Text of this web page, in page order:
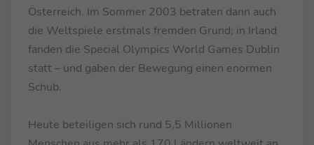
Österreich. Im Sommer 2003 betraten dann auch
die Weltspiele erstmals fremden Grund; in Irland
fanden die Special Olympics World Games Dublin
statt – und gaben der Bewegung einen enormen
Schub.
Heute beteiligen sich rund 5,5 Millionen